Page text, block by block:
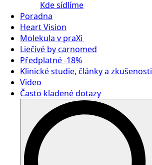
Kde sídlíme
Poradna
Heart Vision
Molekula v praXi
Liečivé by carnomed
Předplatné -18%
Klinické studie, články a zkušenosti
Video
Často kladené dotazy